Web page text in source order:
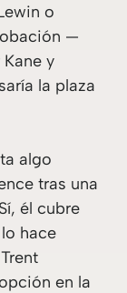
o
—
y
la plaza
algo
tras una
él cubre
hace
en la